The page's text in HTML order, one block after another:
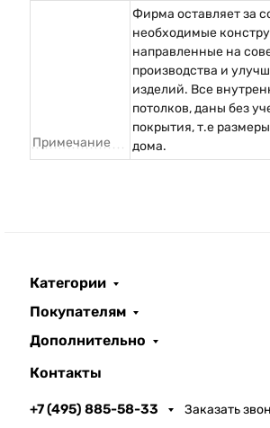
Примечание
Фирма оставляет за
необходимые
направленные на
производства и
изделий. Все
потолков, даны без
покрытия, т.е
дома.
Категории
Покупателям
Дополнительно
Контакты
+7 (495) 885-58-33 Заказать